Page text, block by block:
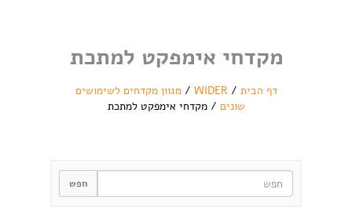
מקדחי אימפקט למתכת
דף הבית /
WIDER
/ מגוון מקדחים לשימושים
שונים / מקדחי אימפקט למתכת